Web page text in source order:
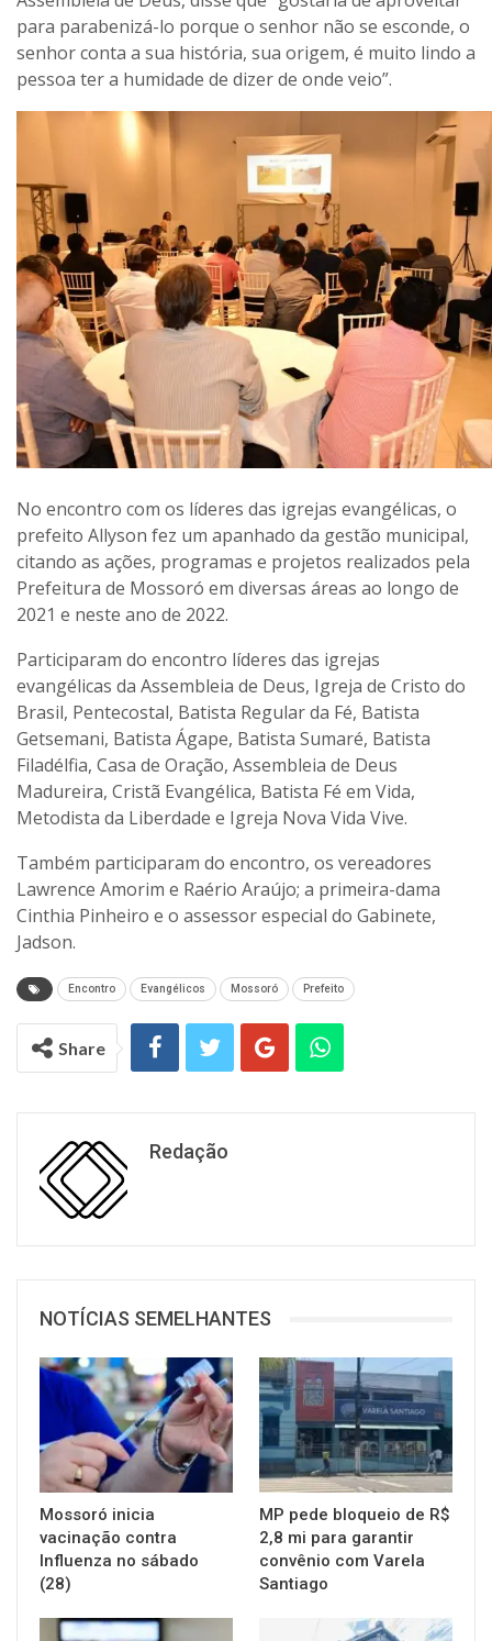
para parabenizá-lo porque o senhor não se esconde, o
senhor conta a sua história, sua origem, é muito lindo a
pessoa ter a humidade de dizer de onde veio”.
No encontro com os líderes das igrejas evangélicas, o
prefeito Allyson fez um apanhado da gestão municipal,
citando as ações, programas e projetos realizados pela
Prefeitura de Mossoró em diversas áreas ao longo de
2021 e neste ano de 2022.
Participaram do encontro líderes das igrejas
evangélicas da Assembleia de Deus, Igreja de Cristo do
Brasil, Pentecostal, Batista Regular da Fé, Batista
Getsemani, Batista Ágape, Batista Sumaré, Batista
Filadélfia, Casa de Oração, Assembleia de Deus
Madureira, Cristã Evangélica, Batista Fé em Vida,
Metodista da Liberdade e Igreja Nova Vida Vive.
Também participaram do encontro, os vereadores
Lawrence Amorim e Raério Araújo; a primeira-dama
Cinthia Pinheiro e o assessor especial do Gabinete,
Jadson.
Encontro Evangélicos Mossoró Prefeito
Share
Redação
NOTÍCIAS SEMELHANTES
Mossoró inicia
vacinação contra
Influenza no sábado
(28)
MP pede bloqueio de R$
2,8 mi para garantir
convênio com Varela
Santiago